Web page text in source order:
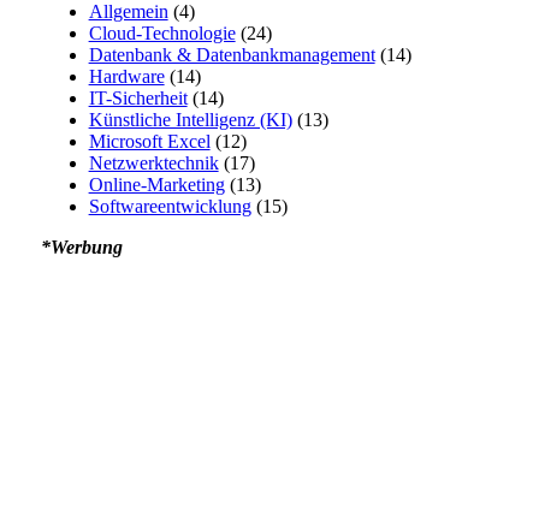
Allgemein(4)
Cloud-Technologie(24)
Datenbank & Datenbankmanagement(14)
Hardware(14)
IT-Sicherheit(14)
Künstliche Intelligenz (KI)(13)
Microsoft Excel(12)
Netzwerktechnik(17)
Online-Marketing(13)
Softwareentwicklung(15)
*Werbung